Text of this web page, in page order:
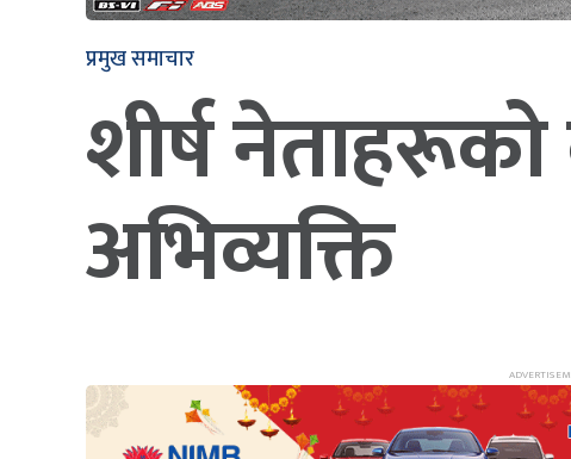
प्रमुख समाचार
शीर्ष
अभिव्यक्ति